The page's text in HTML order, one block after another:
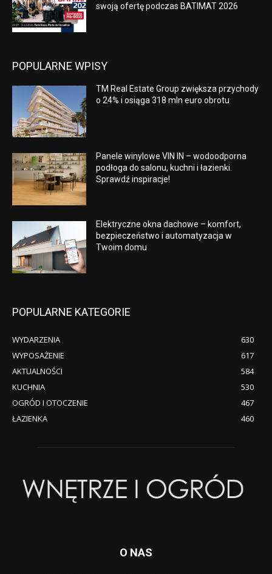
swoją ofertę podczas BATIMAT 2026
POPULARNE WPISY
TM Real Estate Group zwiększa przychody
o 24% i osiąga 318 mln euro obrotu
Panele winylowe VIN IN – wodoodporna
podłoga do salonu, kuchni i łazienki.
Sprawdź inspiracje!
Elektryczne okna dachowe – komfort,
bezpieczeństwo i automatyzacja w
Twoim domu
POPULARNE KATEGORIE
WYDARZENIA
630
WYPOSAŻENIE
617
AKTUALNOŚCI
584
KUCHNIA
530
OGRÓD I OTOCZENIE
467
ŁAZIENKA
460
O NAS